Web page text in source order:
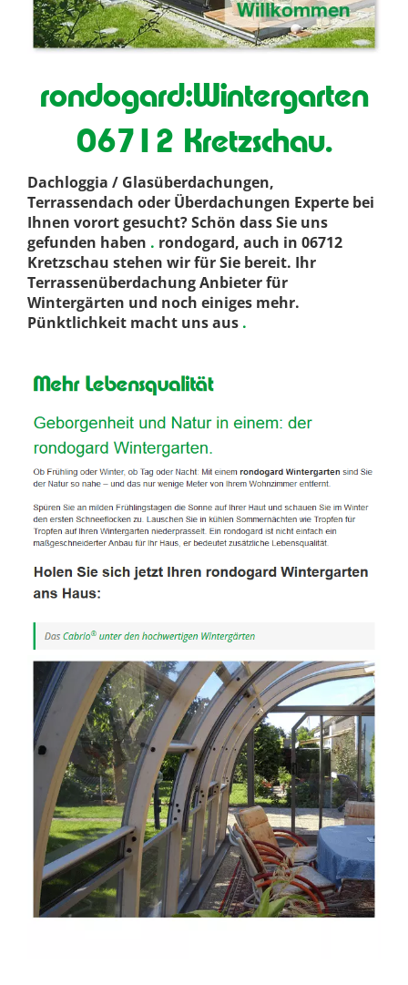
rondogard:Wintergarten
06712 Kretzschau.
Dachloggia / Glasüberdachungen,
Terrassendach oder Überdachungen Experte bei
Ihnen vorort gesucht? Schön dass Sie uns
gefunden haben . rondogard, auch in 06712
Kretzschau stehen wir für Sie bereit. Ihr
Terrassenüberdachung Anbieter für
Wintergärten und noch einiges mehr.
Pünktlichkeit macht uns aus .